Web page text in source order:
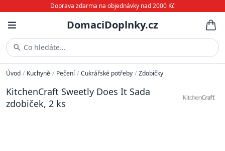
Doprava zdarma na objednávky nad 2000 Kč
DomaciDoplnky.cz
Co hledáte...
Úvod / Kuchyně / Pečení / Cukrářské potřeby / Zdobičky
KitchenCraft Sweetly Does It Sada
zdobiček, 2 ks